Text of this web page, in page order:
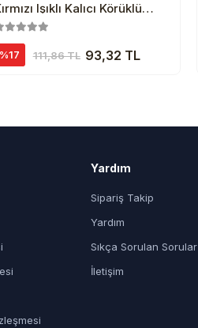
Işıklı Kalıcı Körüklü
20A 12V ASW-29D
%17 111,86 TL 93,32 TL
Yardım
Sipariş Takip
Yardım
Sıkça Sorulan Sorular
İletişim